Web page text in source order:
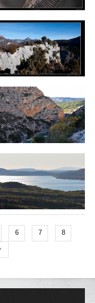
6 7 8